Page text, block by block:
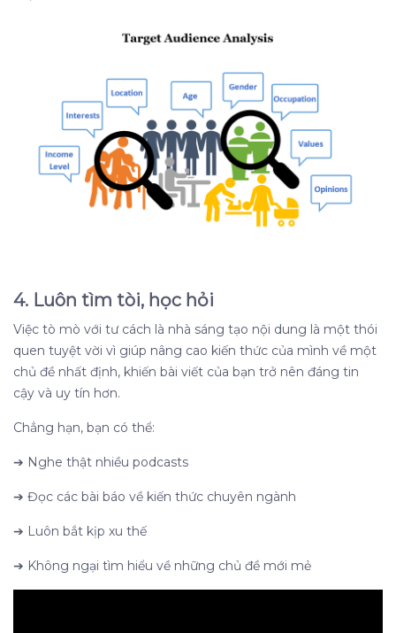
4. Luôn tìm tòi, học hỏi
Việc tò mò với tư cách là nhà sáng tạo nội dung là một thói
quen tuyệt vời vì giúp nâng cao kiến ​​thức của mình về một
chủ đề nhất định, khiến bài viết của bạn trở nên đáng tin
cậy và uy tín hơn.
Chẳng hạn, bạn có thể:
➔ Nghe thật nhiều podcasts
➔ Đọc các bài báo về kiến thức chuyên ngành
➔ Luôn bắt kịp xu thế
➔ Không ngại tìm hiểu về những chủ đề mới mẻ